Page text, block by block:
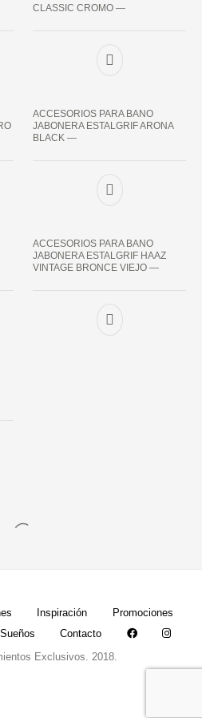
CLASSIC CROMO —
ACCESORIOS PARA BANO
JABONERA ESTALGRIF ARONA
BLACK —
ACCESORIOS PARA BANO
JABONERA ESTALGRIF HAAZ
VINTAGE BRONCE VIEJO —
Inspiración
Promociones
Contacto
Exclusivos. 2018.